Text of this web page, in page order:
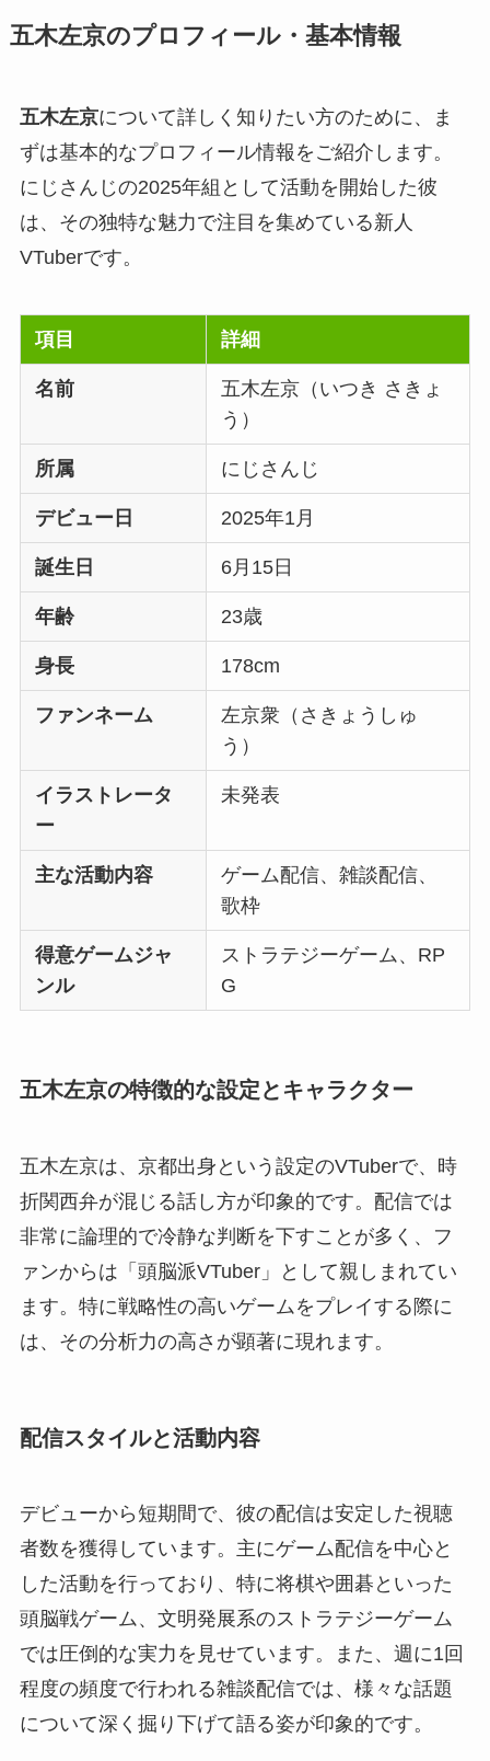
五木左京のプロフィール・基本情報
五木左京について詳しく知りたい方のために、ま
ずは基本的なプロフィール情報をご紹介します。
にじさんじの2025年組として活動を開始した彼
は、その独特な魅力で注目を集めている新人
VTuberです。
項目 詳細
名前
五木左京（いつき さきょ
う）
所属 にじさんじ
デビュー日 2025年1月
誕生日 6月15日
年齢 23歳
身長 178cm
ファンネーム
左京衆（さきょうしゅ
う）
イラストレータ
ー
未発表
主な活動内容
ゲーム配信、雑談配信、
歌枠
得意ゲームジャ
ンル
ストラテジーゲーム、RP
G
五木左京の特徴的な設定とキャラクター
五木左京は、京都出身という設定のVTuberで、時
折関西弁が混じる話し方が印象的です。配信では
非常に論理的で冷静な判断を下すことが多く、フ
ァンからは「頭脳派VTuber」として親しまれてい
ます。特に戦略性の高いゲームをプレイする際に
は、その分析力の高さが顕著に現れます。
配信スタイルと活動内容
デビューから短期間で、彼の配信は安定した視聴
者数を獲得しています。主にゲーム配信を中心と
した活動を行っており、特に将棋や囲碁といった
頭脳戦ゲーム、文明発展系のストラテジーゲーム
では圧倒的な実力を見せています。また、週に1回
程度の頻度で行われる雑談配信では、様々な話題
について深く掘り下げて語る姿が印象的です。